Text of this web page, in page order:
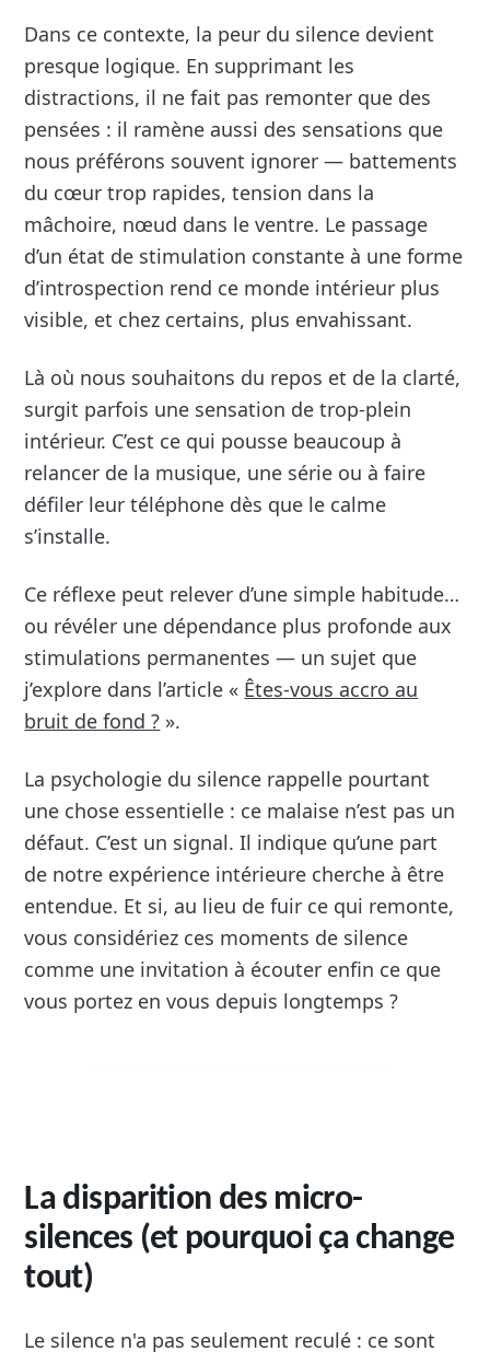
Dans ce contexte, la peur du silence devient
presque logique. En supprimant les
distractions, il ne fait pas remonter que des
pensées : il ramène aussi des sensations que
nous préférons souvent ignorer — battements
du cœur trop rapides, tension dans la
mâchoire, nœud dans le ventre. Le passage
d’un état de stimulation constante à une forme
d’introspection rend ce monde intérieur plus
visible, et chez certains, plus envahissant.
Là où nous souhaitons du repos et de la clarté,
surgit parfois une sensation de trop-plein
intérieur. C’est ce qui pousse beaucoup à
relancer de la musique, une série ou à faire
défiler leur téléphone dès que le calme
s’installe.
Ce réflexe peut relever d’une simple habitude…
ou révéler une dépendance plus profonde aux
stimulations permanentes — un sujet que
j’explore dans l’article « Êtes-vous accro au
bruit de fond ? ».
La psychologie du silence rappelle pourtant
une chose essentielle : ce malaise n’est pas un
défaut. C’est un signal. Il indique qu’une part
de notre expérience intérieure cherche à être
entendue. Et si, au lieu de fuir ce qui remonte,
vous considériez ces moments de silence
comme une invitation à écouter enfin ce que
vous portez en vous depuis longtemps ?
La disparition des micro-
silences (et pourquoi ça change
tout)
Le silence n'a pas seulement reculé : ce sont